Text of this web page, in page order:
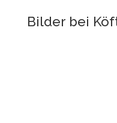
Bilder bei